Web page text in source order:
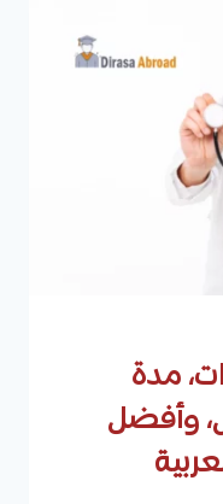
مدة
وأفضل